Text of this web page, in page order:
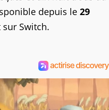
depuis le 29
Switch.